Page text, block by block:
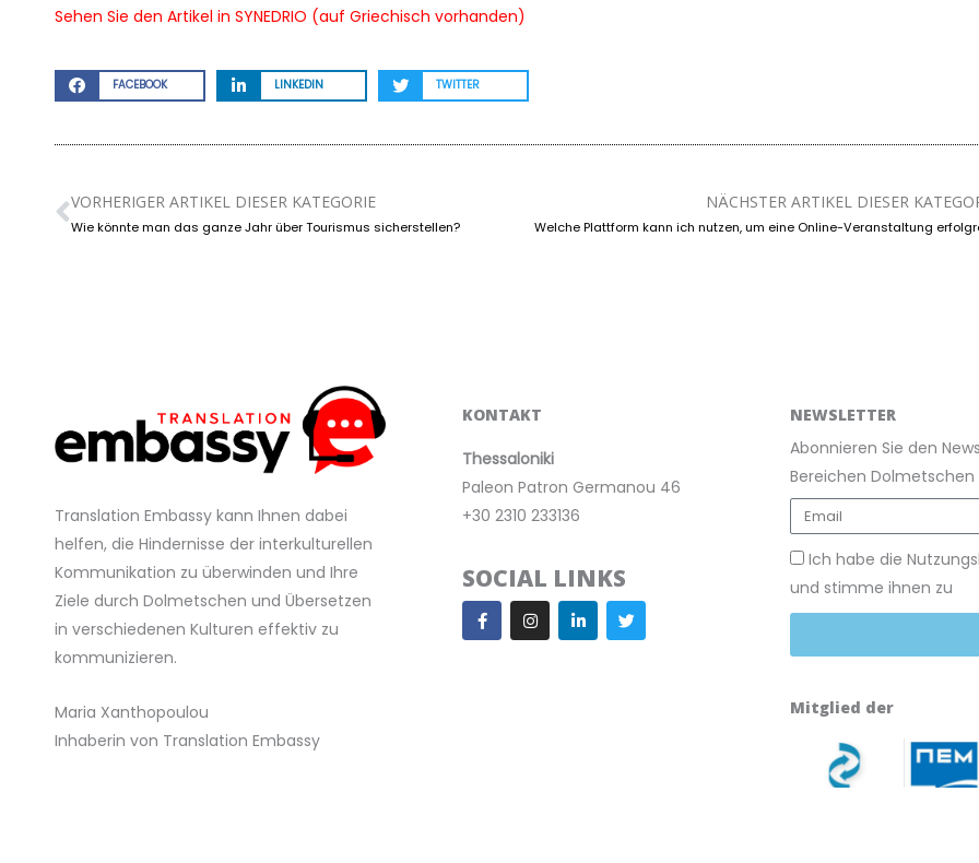
Sehen Sie den Artikel in SYNEDRIO (auf Griechisch vorhanden)
FACEBOOK LINKEDIN TWITTER
Zurück
VORHERIGER ARTIKEL DIESER KATEGORIE
Wie könnte man das ganze Jahr über Tourismus sicherstellen?
NÄCHSTER ARTIKEL DIESER
Translation Embassy kann Ihnen dabei
helfen, die Hindernisse der interkulturellen
Kommunikation zu überwinden und Ihre
Ziele durch Dolmetschen und Übersetzen
in verschiedenen Kulturen effektiv zu
kommunizieren.
Maria Xanthopoulou
Inhaberin von Translation Embassy
KONTAKT
Thessaloniki
Paleon Patron Germanou 46
+30 2310 233136
SOCIAL LINKS
F
a
c
I
n
s
L
i
n
T
w
i
NEWSLETTER
Abonnieren Sie den
Bereichen Dolmetschen
Ich habe die
und stimme ihnen zu
Mitglied der